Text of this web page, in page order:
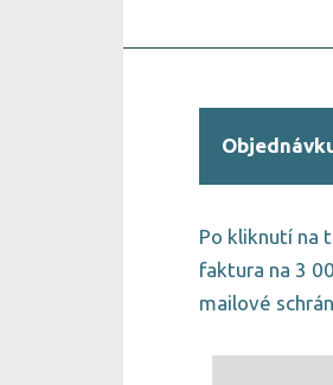
Po kliknutí na
faktura na 3
mailové